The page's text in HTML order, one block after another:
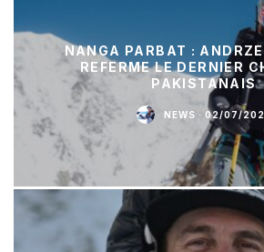
NANGA PARBAT :
REFERME LE DERNIER
PAKISTANAIS
NEWS · 02/07/